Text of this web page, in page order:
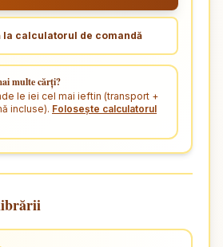
la calculatorul de comandă
multe cărți?
le iei cel mai ieftin (transport +
incluse). Folosește calculatorul